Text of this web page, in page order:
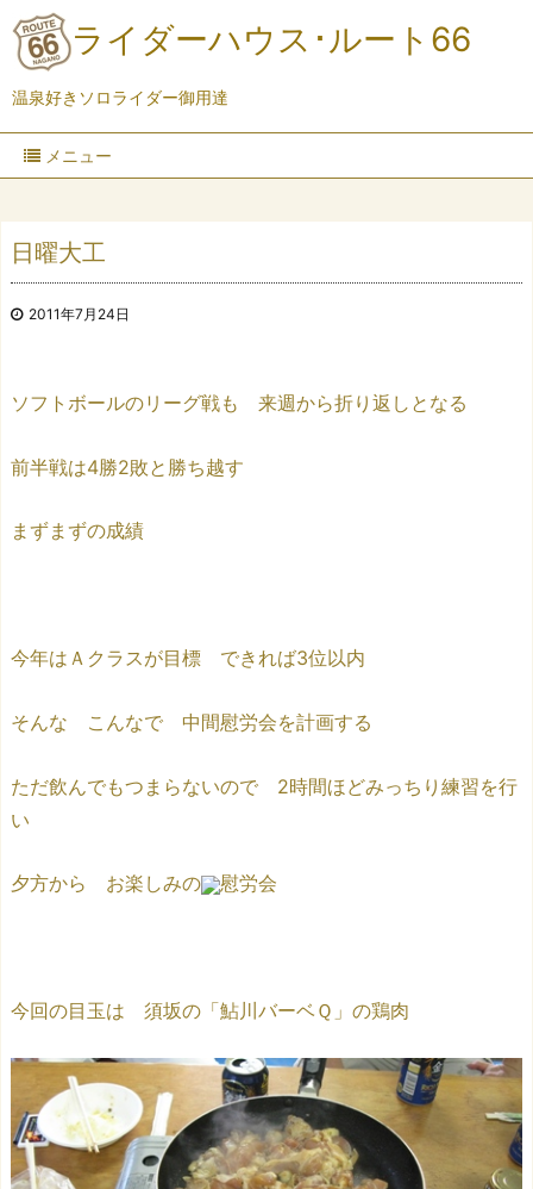
ライダーハウス･ルート66
温泉好きソロライダー御用達
メニュー
日曜大工
2011年7月24日
ソフトボールのリーグ戦も 来週から折り返しとなる
前半戦は4勝2敗と勝ち越す
まずまずの成績
今年はＡクラスが目標 できれば3位以内
そんな こんなで 中間慰労会を計画する
ただ飲んでもつまらないので 2時間ほどみっちり練習を行
い
夕方から お楽しみの 慰労会
今回の目玉は 須坂の「鮎川バーベＱ」の鶏肉